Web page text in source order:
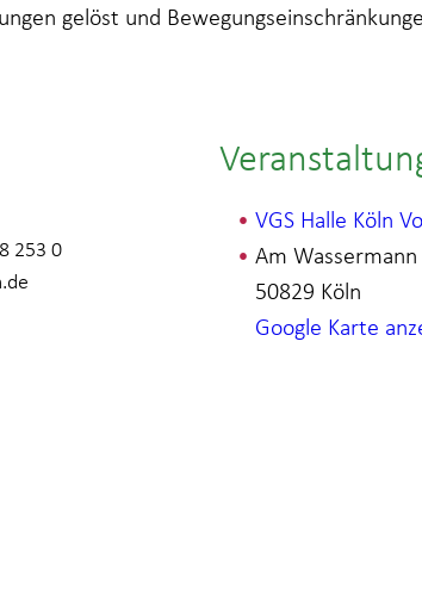
gelöst und
253 0
VGS Halle Köln
Am Wassermann
Köln
50829
Google Karte